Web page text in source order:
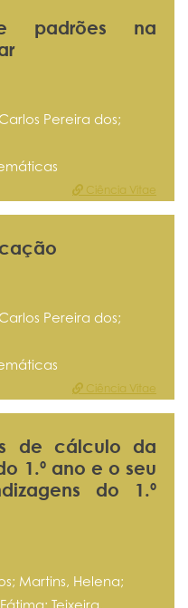
padrões na
Pereira dos;
Ciência Vitae
Pereira dos;
Ciência Vitae
de cálculo da
1.º ano e o seu
do 1.º
Martins, Helena;